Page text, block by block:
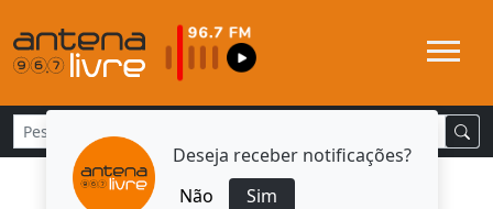
Deseja receber notificações?
Não
Sim